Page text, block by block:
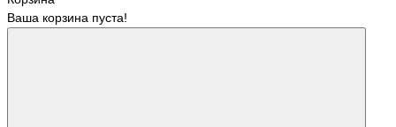
Ваша корзина пуста!